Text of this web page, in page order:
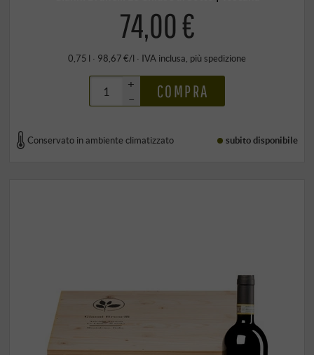
74,00 €
0,75 l · 98,67 €/l · IVA inclusa, più spedizione
+
–
COMPRA
Conservato in ambiente climatizzato subito disponibile